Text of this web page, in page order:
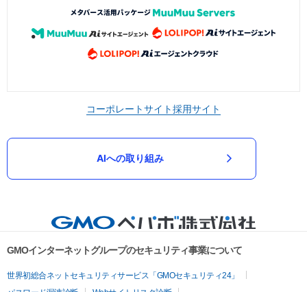
コーポレートサイト採用サイト
AIへの取り組み
GMOインターネットグループのセキュリティ事業について
世界初総合ネットセキュリティサービス「GMOセキュリティ24」